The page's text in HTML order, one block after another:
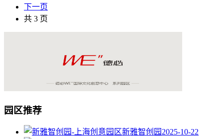
下一页
共 3 页
园区推荐
新雅智创园 2025-10-22